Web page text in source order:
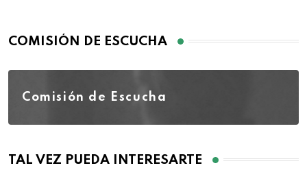
COMISIÓN DE ESCUCHA
Comisión de Escucha
TAL VEZ PUEDA INTERESARTE